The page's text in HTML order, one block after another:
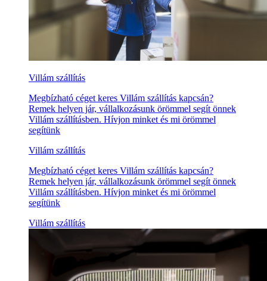
Villám szállítás
Megbízható céget keres Villám szállítás kapcsán?
Remek helyen jár, vállalkozásunk örömmel segít önnek
Villám szállításben. Hívjon minket és mi örömmel
segítünk
Villám szállítás
Megbízható céget keres Villám szállítás kapcsán?
Remek helyen jár, vállalkozásunk örömmel segít önnek
Villám szállításben. Hívjon minket és mi örömmel
segítünk
Villám szállítás